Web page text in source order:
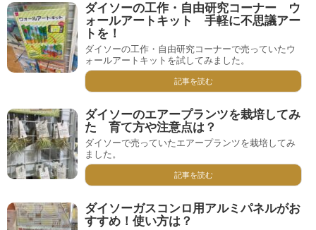
ダイソーの工作・自由研究コーナー ウ
ォールアートキット 手軽に不思議アー
トを！
ダイソーの工作・自由研究コーナーで売っていたウ
ォールアートキットを試してみました。
記事を読む
ダイソーのエアープランツを栽培してみ
た 育て方や注意点は？
ダイソーで売っていたエアープランツを栽培してみ
ました。
記事を読む
ダイソーガスコンロ用アルミパネルがお
すすめ！使い方は？